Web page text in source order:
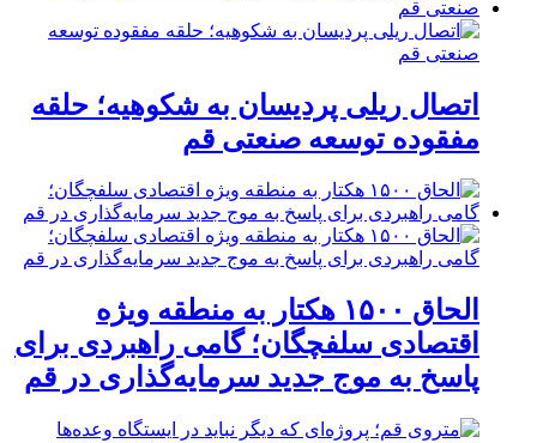
اتصال ریلی پردیسان به شکوهیه؛ حلقه
مفقوده توسعه صنعتی قم
الحاق ۱۵۰۰ هکتار به منطقه ویژه
اقتصادی سلفچگان؛ گامی راهبردی برای
پاسخ به موج جدید سرمایه‌گذاری در قم